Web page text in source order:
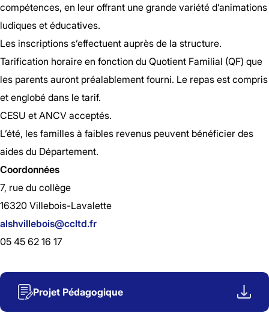
compétences, en leur offrant une grande variété d’animations
ludiques et éducatives.
Les inscriptions s’effectuent auprès de la structure.
Tarification horaire en fonction du Quotient Familial (QF) que
les parents auront préalablement fourni. Le repas est compris
et englobé dans le tarif.
CESU et ANCV acceptés.
L’été, les familles à faibles revenus peuvent bénéficier des
aides du Département.
Coordonnées
7, rue du collège
16320 Villebois-Lavalette
alshvillebois@ccltd.fr
05 45 62 16 17
Projet Pédagogique